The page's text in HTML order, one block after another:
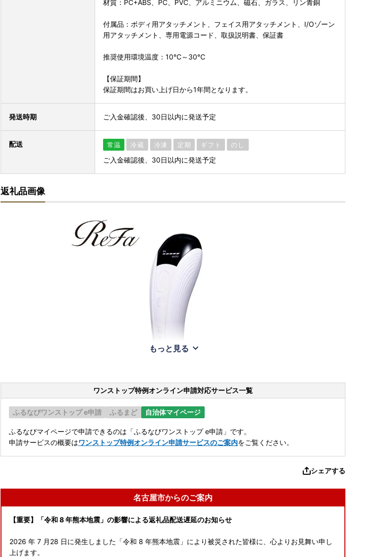
材質：PC+ABS、PC、PVC、アルミニウム、磁石、ガラス、リン青銅
付属品：ボディ用アタッチメント、フェイス用アタッチメント、I/Oゾーン
用アタッチメント、専用電源コード、取扱説明書、保証書
推奨使用環境温度：10℃～30℃
【保証期間】
保証期間はお買い上げ日から1年間となります。
発送時期 ご入金確認後、30日以内に発送予定
配送 常温 冷蔵 冷凍 定期 ギフト のし
ご入金確認後、30日以内に発送予定
返礼品画像
もっと見る
ワンストップ特例オンライン申請対応サービス一覧
ふるなびワンストップ e申請 ふるまど 自治体マイページ
ふるなびマイページで申請できるのは「ふるなびワンストップ e申請」です。
申請サービスの概要はワンストップ特例オンライン申請サービスのご案内をご覧ください。
シェアする
名古屋市からのご案内
【重要】「令和 8 年熊本地震」の影響による返礼品配送遅延のお知らせ
2026 年 7 月28 日に発生しました「令和 8 年熊本地震」により被災された皆様に、心よりお見舞い申し
上げます。